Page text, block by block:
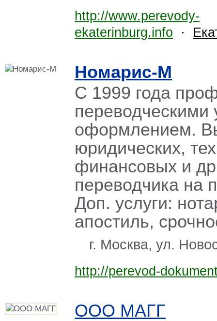
http://www.perevody-
ekaterinburg.info ·
Номарис-М
С 1999 года
оформлением.
юридических,
финансовых и
переводчика на
Доп. услуги:
апостиль,
г. Москва, ул.
http://perevod-
ООО МАГГ